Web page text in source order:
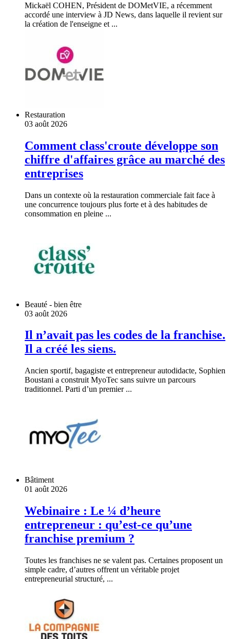
Mickaël COHEN, Président de DOMetVIE, a récemment
accordé une interview à JD News, dans laquelle il revient sur
la création de l'enseigne et ...
Restauration
03 août 2026
Comment class'croute développe son
chiffre d'affaires grâce au marché des
entreprises
Dans un contexte où la restauration commerciale fait face à
une concurrence toujours plus forte et à des habitudes de
consommation en pleine ...
Beauté - bien être
03 août 2026
Il n’avait pas les codes de la franchise.
Il a créé les siens.
Ancien sportif, bagagiste et entrepreneur autodidacte, Sophien
Boustani a construit MyoTec sans suivre un parcours
traditionnel. Parti d’un premier ...
Bâtiment
01 août 2026
Webinaire : Le ¼ d’heure
entrepreneur : qu’est-ce qu’une
franchise premium ?
Toutes les franchises ne se valent pas. Certaines proposent un
simple cadre, d’autres offrent un véritable projet
entrepreneurial structuré, ...